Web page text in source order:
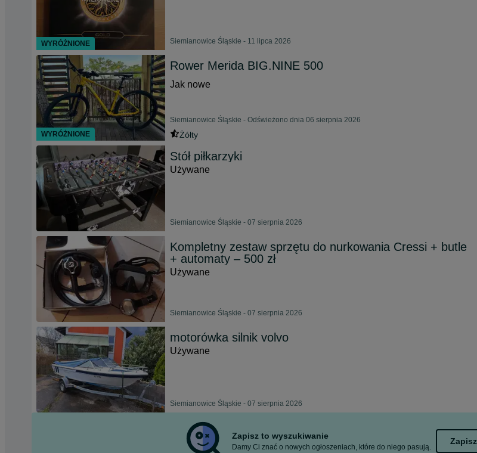
Siemianowice Śląskie - 11 lipca 2026
Rower Merida BIG.NINE 500
Jak nowe
Siemianowice Śląskie - Odświeżono dnia 06 sierpnia 2026
Żółty
Stół piłkarzyki
Używane
Siemianowice Śląskie - 07 sierpnia 2026
Kompletny zestaw sprzętu do nurkowania Cressi + butle
+ automaty – 500 zł
Używane
Siemianowice Śląskie - 07 sierpnia 2026
motorówka silnik volvo
Używane
Siemianowice Śląskie - 07 sierpnia 2026
Zapisz to wyszukiwanie
Damy Ci znać o nowych ogłoszeniach, które do niego pasują.
Zapisz
WYRÓŻNIONE
WYRÓŻNIONE